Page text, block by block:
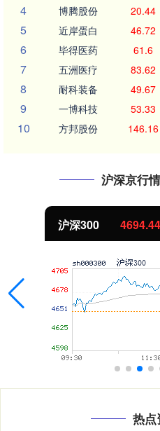
4 博腾股份 20.44
5 近岸蛋白 46.72
6 毕得医药 61.6
7 五洲医疗 83.62
8 耐科装备 49.67
9 一博科技 53.33
10 方邦股份 146.16
沪深京行
沪深300 4694.44
热点